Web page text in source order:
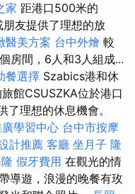
家 距港口500米的
友提供了理想的放
醫美方案 台中外燴 較
房間，6人和3人組成...
餐選擇 Szabics港和休
館CSUSZKA位於港口
理想的休息機會。
學習中心 台中市按摩
計推薦 客廳 坐月子 隆
假牙費用 在觀光的情
導遊，浪漫的晚餐有玫